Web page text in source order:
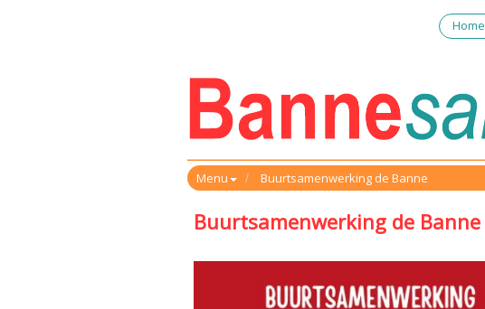
Home
Menu Buurtsamenwerking de Banne
Buurtsamenwerking de Banne